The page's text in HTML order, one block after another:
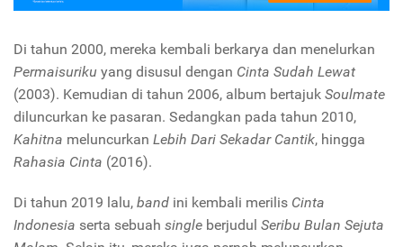
Di tahun 2000, mereka kembali berkarya dan menelurkan
Permaisuriku yang disusul dengan Cinta Sudah Lewat
(2003). Kemudian di tahun 2006, album bertajuk Soulmate
diluncurkan ke pasaran. Sedangkan pada tahun 2010,
Kahitna meluncurkan Lebih Dari Sekadar Cantik, hingga
Rahasia Cinta (2016).
Di tahun 2019 lalu, band ini kembali merilis Cinta
Indonesia serta sebuah single berjudul Seribu Bulan Sejuta